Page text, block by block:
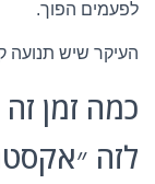
לפעמים הפוך.
העיקר שיש תנועה
כמה זמן
לזה